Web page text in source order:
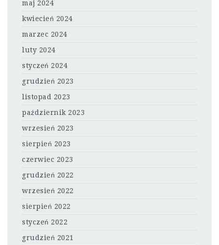
maj 2024
kwiecień 2024
marzec 2024
luty 2024
styczeń 2024
grudzień 2023
listopad 2023
październik 2023
wrzesień 2023
sierpień 2023
czerwiec 2023
grudzień 2022
wrzesień 2022
sierpień 2022
styczeń 2022
grudzień 2021